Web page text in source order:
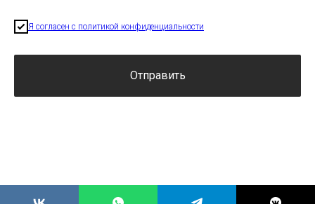
Я согласен с политикой конфиденциальности
Отправить